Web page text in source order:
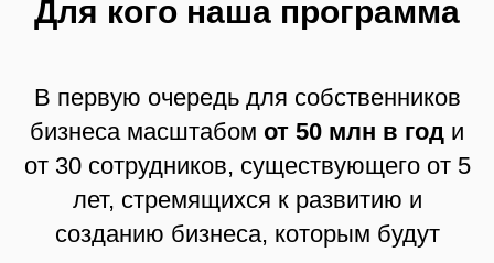
Для кого наша программа
В первую очередь для собственников
бизнеса масштабом от 50 млн в год и
от 30 сотрудников, существующего от 5
лет, стремящихся к развитию и
созданию бизнеса, которым будут